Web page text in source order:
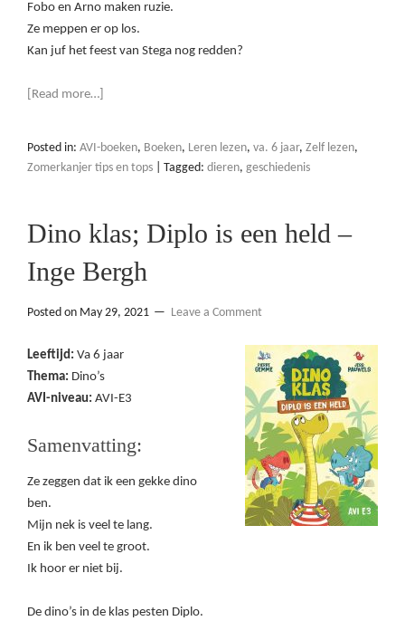
Fobo en Arno maken ruzie.
Ze meppen er op los.
Kan juf het feest van Stega nog redden?
[Read more…]
Posted in: AVI-boeken, Boeken, Leren lezen, va. 6 jaar, Zelf lezen,
Zomerkanjer tips en tops
Tagged: dieren, geschiedenis
Dino klas; Diplo is een held –
Inge Bergh
Posted on May 29, 2021 Leave a Comment
Leeftijd: Va 6 jaar
Thema: Dino’s
AVI-niveau: AVI-E3
Samenvatting:
Ze zeggen dat ik een gekke dino
ben.
Mijn nek is veel te lang.
En ik ben veel te groot.
Ik hoor er niet bij.
De dino’s in de klas pesten Diplo.